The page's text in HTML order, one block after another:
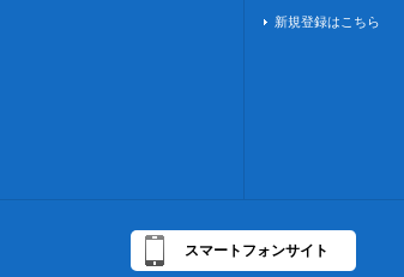
新規登録はこちら
スマートフォンサイト